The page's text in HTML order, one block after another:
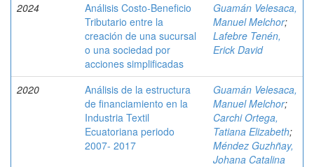
2024
Análisis Costo-Beneficio
Tributario entre la
creación de una sucursal
o una sociedad por
acciones simplificadas
Guamán Velesaca,
Manuel Melchor;
Lafebre Tenén,
Erick David
2020
Análisis de la estructura
de financiamiento en la
Industria Textil
Ecuatoriana periodo
2007- 2017
Guamán Velesaca,
Manuel Melchor;
Carchi Ortega,
Tatiana Elizabeth;
Méndez Guzhñay,
Johana Catalina